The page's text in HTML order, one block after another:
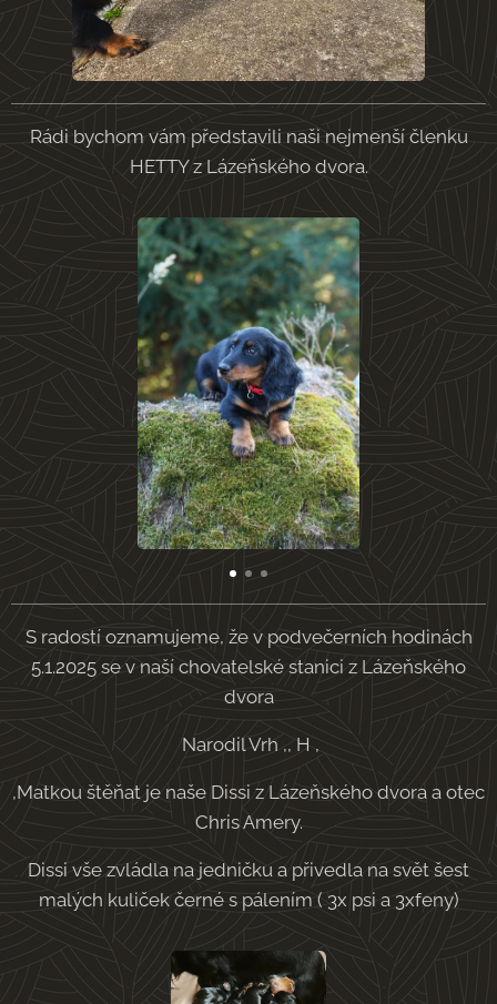
Rádi bychom vám představili naši nejmenší členku
HETTY z Lázeňského dvora.
S radostí oznamujeme, že v podvečerních hodinách
5.1.2025 se v naší chovatelské stanici z Lázeňského
dvora
Narodil Vrh ,, H ,
,Matkou štěňat je naše Dissi z Lázeňského dvora a otec
Chris Amery.
Dissi vše zvládla na jedničku a přivedla na svět šest
malých kuliček černé s pálením ( 3x psi a 3xfeny)